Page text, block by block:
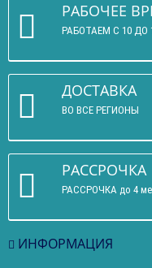
РАБОЧЕЕ
РАБОТАЕМ С 10 ДО
ДОСТАВКА
ВО ВСЕ РЕГИОНЫ
РАССРОЧКА
РАССРОЧКА до 4
ИНФОРМАЦИЯ